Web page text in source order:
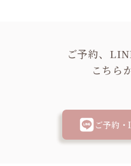
ご予約、
こちら
ご予約